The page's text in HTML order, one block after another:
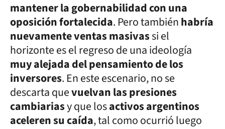
mantener la gobernabilidad con una
oposición fortalecida. Pero tambiénhabría
nuevamente ventas masivassi el
horizonte es el regreso de una ideología
muy alejada del pensamiento de los
inversores. En este escenario, no se
descarta quevuelvan las presiones
cambiariasy que losactivos argentinos
aceleren su caída, tal como ocurrió luego